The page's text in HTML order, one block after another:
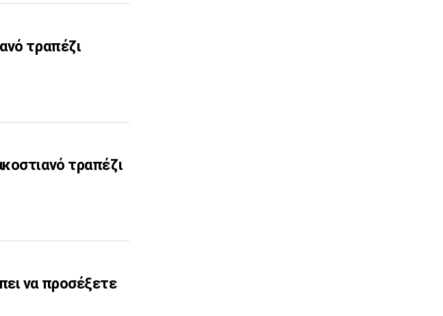
τραπέζι
τραπέζι
να προσέξετε